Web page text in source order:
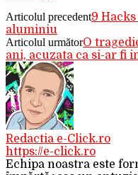
Articolul precedent9
aluminiu
Articolul următorO
ani, acuzata ca si-ar fi
Redactia e-Click.ro
https://e-click.ro
Echipa noastra este